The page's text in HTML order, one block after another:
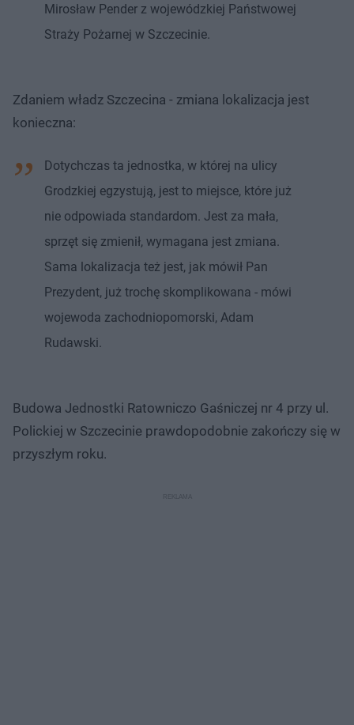
Mirosław Pender z wojewódzkiej Państwowej
Straży Pożarnej w Szczecinie.
Zdaniem władz Szczecina - zmiana lokalizacja jest
konieczna:
Dotychczas ta jednostka, w której na ulicy
Grodzkiej egzystują, jest to miejsce, które już
nie odpowiada standardom. Jest za mała,
sprzęt się zmienił, wymagana jest zmiana.
Sama lokalizacja też jest, jak mówił Pan
Prezydent, już trochę skomplikowana - mówi
wojewoda zachodniopomorski, Adam
Rudawski.
Budowa Jednostki Ratowniczo Gaśniczej nr 4 przy ul.
Polickiej w Szczecinie prawdopodobnie zakończy się w
przyszłym roku.